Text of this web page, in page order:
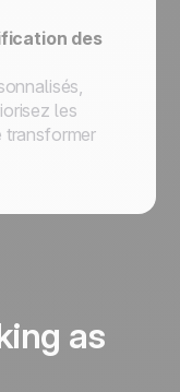
des
les
transformer
as